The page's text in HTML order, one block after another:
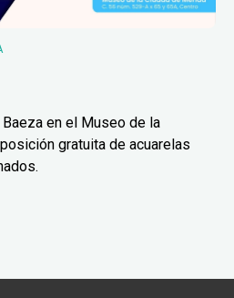
en el Museo de la
gratuita de acuarelas